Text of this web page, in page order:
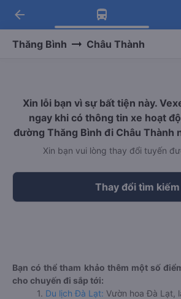
Tải app Vexere ngay!
Nhận ưu đãi thành viên độc
Tải app Vexere
-30k/ghế khi đặt vé máy bay
arrow_back
Thăng Bình Châu Thành
Xin lỗi bạn vì sự bất tiện này.
ngay khi có thông tin xe hoạt
đường Thăng Bình đi Châu
Xin bạn vui lòng thay đổi tuyến
Thay đổi tìm kiếm
Bạn có thể tham khảo thêm một số
cho chuyến đi sắp tới:
1. Du lịch Đà Lạt: Vườn hoa Đà Lạt,